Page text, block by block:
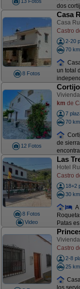
dos
8 Fotos
Casa
Casa
Castro
2-20
70
un total
12 Fotos
km de
7
70
de
8 Fotos
Video
Las
Hotel
Castro
18+2
30
Patas
Castro
2-8
25